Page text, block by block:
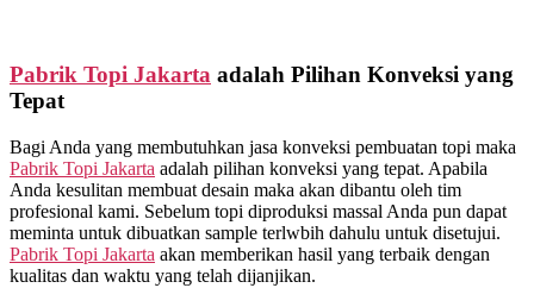
Pabrik Topi Jakarta adalah Pilihan Konveksi yang
Tepat
Bagi Anda yang membutuhkan jasa konveksi pembuatan topi maka
Pabrik Topi Jakarta adalah pilihan konveksi yang tepat. Apabila
Anda kesulitan membuat desain maka akan dibantu oleh tim
profesional kami. Sebelum topi diproduksi massal Anda pun dapat
meminta untuk dibuatkan sample terlwbih dahulu untuk disetujui.
Pabrik Topi Jakarta akan memberikan hasil yang terbaik dengan
kualitas dan waktu yang telah dijanjikan.